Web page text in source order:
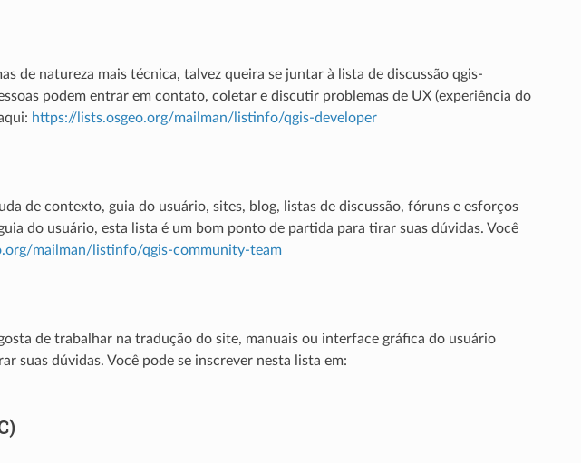
de natureza mais técnica, talvez queira se juntar à lista de discussão qgis-
podem entrar em contato, coletar e discutir problemas de UX (experiência do
https://lists.osgeo.org/mailman/listinfo/qgis-developer
de contexto, guia do usuário, sites, blog, listas de discussão, fóruns e esforços
do usuário, esta lista é um bom ponto de partida para tirar suas dúvidas. Você
mailman/listinfo/qgis-community-team
de trabalhar na tradução do site, manuais ou interface gráfica do usuário
suas dúvidas. Você pode se inscrever nesta lista em: